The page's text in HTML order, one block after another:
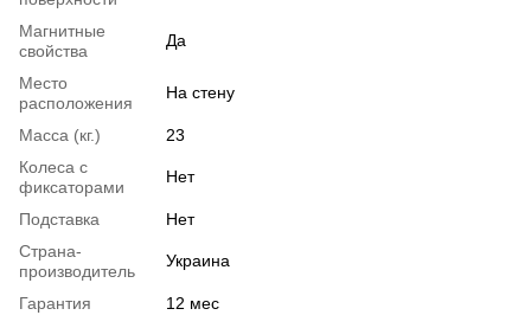
Магнитные
свойства
Да
Место
расположения
На стену
Масса (кг.)
23
Колеса с
фиксаторами
Нет
Подставка
Нет
Страна-
производитель
Украина
Гарантия 12 мес